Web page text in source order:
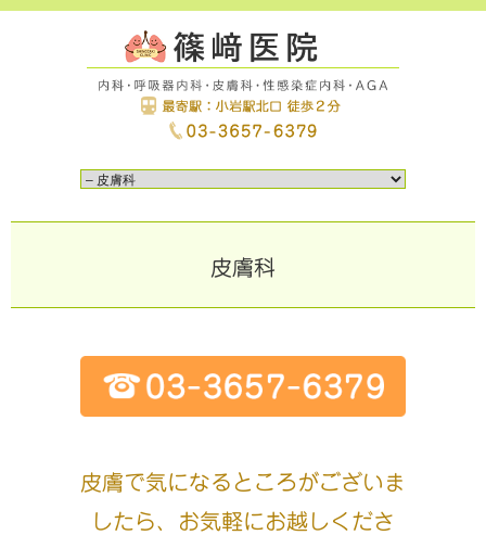
皮膚科
皮膚で気になるところがございま
したら、お気軽にお越しくださ